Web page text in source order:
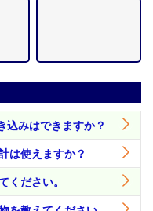
込みはできますか？
は使えますか？
ください。